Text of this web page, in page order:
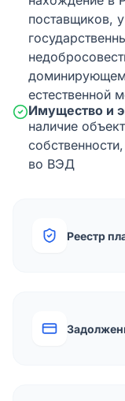
поставщиков,
естественной
Имущество и
наличие
во ВЭД
Реестр